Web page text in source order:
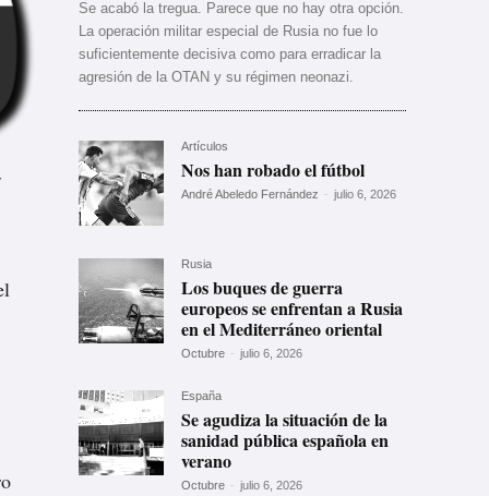
Se acabó la tregua. Parece que no hay otra opción.
La operación militar especial de Rusia no fue lo
suficientemente decisiva como para erradicar la
agresión de la OTAN y su régimen neonazi.
Artículos
Nos han robado el fútbol
André Abeledo Fernández - julio 6, 2026
Rusia
Los buques de guerra
europeos se enfrentan a Rusia
en el Mediterráneo oriental
Octubre - julio 6, 2026
España
Se agudiza la situación de la
sanidad pública española en
verano
Octubre - julio 6, 2026